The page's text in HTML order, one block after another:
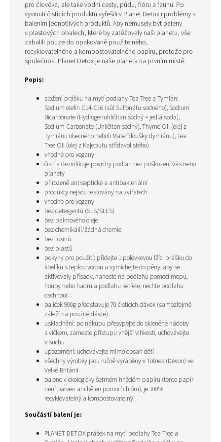
pro člověka, ale také vodní cesty, půdu, flóru a faunu. Po
vyvinutí čistících produktů vyřešili v Planet Detox i problémy s
balením jednotlivých produktů. Aby nemusely být baleny
v plastových obalech, které by zatěžovaly naši planetu, vše
zabalili pouze do opakovaně použitelného, ​​
recyklovatelného a kompostovatelného papíru, protože pro
společnost Planet Detox je naše planeta na prvním místě.
Popis:
složení prášku na mytí podlahy Tea Tree a Tymián:
Sodium olefin C14-C16 (sůl Sulfonátu sodného), Sodium
Bicarbonate (Hydrogenuhličitan sodný = jedlá soda),
Sodium Carbonate (Uhličitan sodný), Thyme Oil (olej z
Tymiánu obecného neboli Mateřídoušky dymiánu), Tea
Tree Oil (olej z Kajeputu střídavolistého)
vhodné pro vegany
čistí a dezinfikuje povrchy podlah bez poškození vás nebo
planety
přirozeně antiseptické a antibakteriální
produkty nejsou testovány na zvířatech
vhodné pro vegany
bez detergentů (SLS/SLES)
bez palmového oleje
bez chemikálií/žádná chemie
bez toxinů
bez plastů
pokyny pro použití: přidejte 1 polévkovou lžíci prášku do
kbelíku s teplou vodou a vymíchejte do pěny, aby se
aktivovaly přísady, naneste na podlahu pomocí mopu,
houby nebo hadru a podlahu setřete, nechte podlahu
oschnout
balíček 900g představuje 70 čistících dávek (samozřejmě
záleží na použité dávce)
uskladnění: po nákupu přesypejte do skleněné nádoby
s víčkem, zamezte přístupu vnější vlhkosti, uchovávejte
v suchu
upozornění: uchovávejte mimo dosah dětí
všechny výrobky jsou ručně vyráběny v Totnes (Devon) ve
Velké Británii
baleno v ekologicky šetrném hnědém papíru (tento papír
není barven ani bělen pomocí chlóru), je 100%
recyklovatelný a kompostovatelný
Součástí balení je:
PLANET DETOX prášek na mytí podlahy Tea Tree a